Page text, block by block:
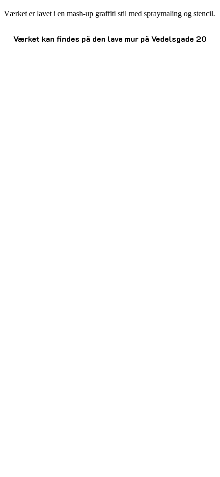
Værket er lavet i en mash-up graffiti stil med spraymaling og stencil.
Værket kan findes på den lave mur på Vedelsgade 20